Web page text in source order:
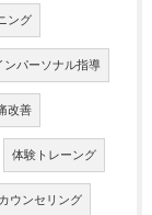
ング
ンパーソナル指導
改善
体験トレーング
ウンセリング